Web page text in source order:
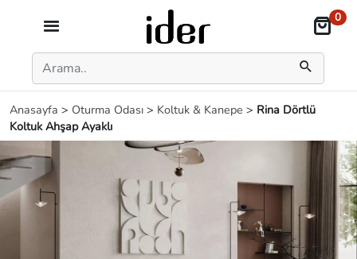
0
Anasayfa > Oturma Odası > Koltuk & Kanepe > Rina Dörtlü
Koltuk Ahşap Ayaklı